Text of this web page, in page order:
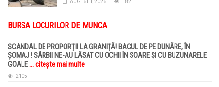
AUG. 6TH, 2026 182
BURSA LOCURILOR DE MUNCA
SCANDAL DE PROPORȚII LA GRANIȚĂ! BACUL DE PE DUNĂRE, ÎN
ȘOMAJ ! SÂRBII NE-AU LĂSAT CU OCHII ÎN SOARE ȘI CU BUZUNARELE
GOALE... citește mai multe
2105